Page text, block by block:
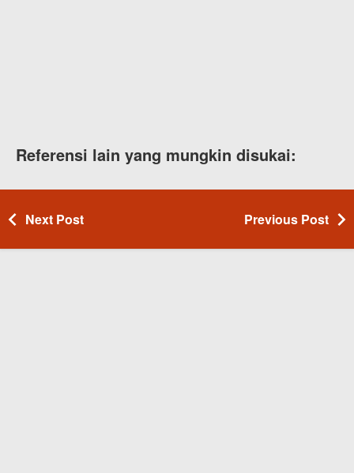
Referensi lain yang mungkin disukai:
Next Post Previous Post